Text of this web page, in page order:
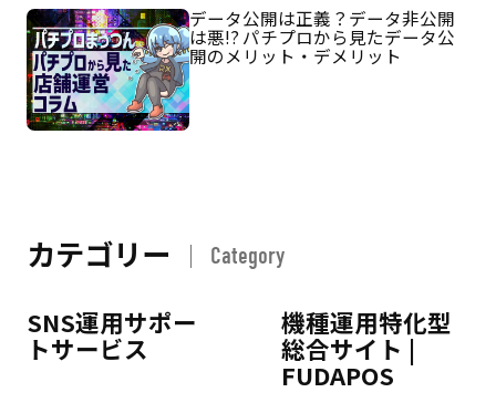
データ公開は正義？データ非公開
は悪!? パチプロから見たデータ公
開のメリット・デメリット
カテゴリー Category
SNS運用サポー
トサービス
機種運用特化型
総合サイト |
FUDAPOS